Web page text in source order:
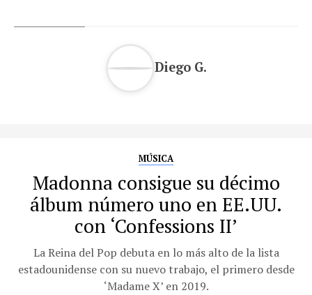
Diego G.
MÚSICA
Madonna consigue su décimo
álbum número uno en EE.UU.
con ‘Confessions II’
La Reina del Pop debuta en lo más alto de la lista
estadounidense con su nuevo trabajo, el primero desde
‘Madame X’ en 2019.